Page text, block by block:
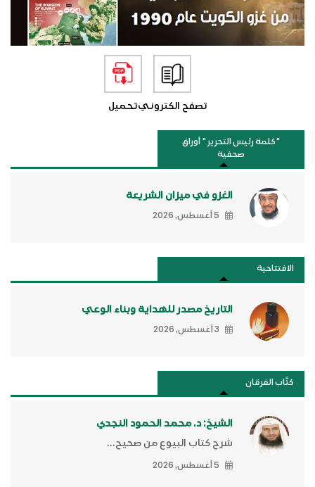
تصفح الكترونيتحميل
"كلمة رئيس التحرير " أوراق
صحفية
الغزو في ميزان الشريعة
5 أغسطس, 2026
الافتتاحية
التاريخ مصدر للهداية وبناء الوعي
3 أغسطس, 2026
كتَّاب الفرقان
الشيخ: د. محمد الحمود النجدي
شرح كتاب البيوع من صحيح...
5 أغسطس, 2026